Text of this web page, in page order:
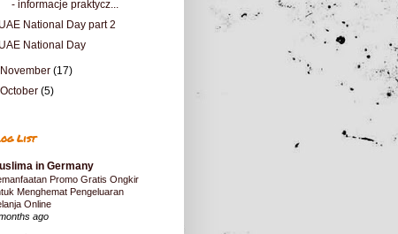
- informacje praktycz...
UAE National Day part 2
UAE National Day
November(17)
October(5)
List
in Germany
Promo Gratis Ongkir
Menghemat Pengeluaran
Online
ago